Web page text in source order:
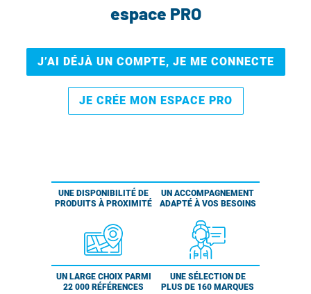
espace PRO
J’AI DÉJÀ UN COMPTE, JE ME CONNECTE
JE CRÉE MON ESPACE PRO
UNE DISPONIBILITÉ DE
PRODUITS À PROXIMITÉ
UN ACCOMPAGNEMENT
ADAPTÉ À VOS BESOINS
UN LARGE CHOIX PARMI
22 000 RÉFÉRENCES
UNE SÉLECTION DE
PLUS DE 160 MARQUES